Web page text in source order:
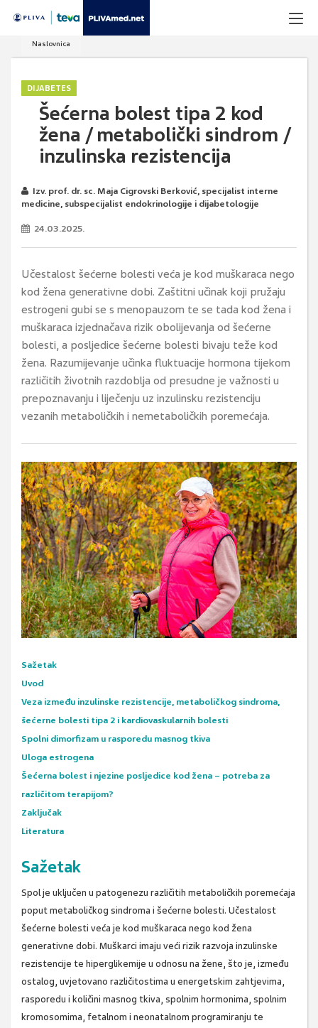
Naslovnica
DIJABETES
Šećerna bolest tipa 2 kod
žena / metabolički sindrom /
inzulinska rezistencija
Izv. prof. dr. sc. Maja Cigrovski Berković, specijalist interne
medicine, subspecijalist endokrinologije i dijabetologije
24.03.2025.
Učestalost šećerne bolesti veća je kod muškaraca nego
kod žena generativne dobi. Zaštitni učinak koji pružaju
estrogeni gubi se s menopauzom te se tada kod žena i
muškaraca izjednačava rizik obolijevanja od šećerne
bolesti, a posljedice šećerne bolesti bivaju teže kod
žena. Razumijevanje učinka fluktuacije hormona tijekom
različitih životnih razdoblja od presudne je važnosti u
prepoznavanju i liječenju uz inzulinsku rezistenciju
vezanih metaboličkih i nemetaboličkih poremećaja.
Sažetak
Uvod
Veza između inzulinske rezistencije, metaboličkog sindroma,
šećerne bolesti tipa 2 i kardiovaskularnih bolesti
Spolni dimorfizam u rasporedu masnog tkiva
Uloga estrogena
Šećerna bolest i njezine posljedice kod žena – potreba za
različitom terapijom?
Zaključak
Literatura
Sažetak
Spol je uključen u patogenezu različitih metaboličkih poremećaja
poput metaboličkog sindroma i šećerne bolesti. Učestalost
šećerne bolesti veća je kod muškaraca nego kod žena
generativne dobi. Muškarci imaju veći rizik razvoja inzulinske
rezistencije te hiperglikemije u odnosu na žene, što je, između
ostalog, uvjetovano različitostima u energetskim zahtjevima,
rasporedu i količini masnog tkiva, spolnim hormonima, spolnim
kromosomima, fetalnom i neonatalnom programiranju te